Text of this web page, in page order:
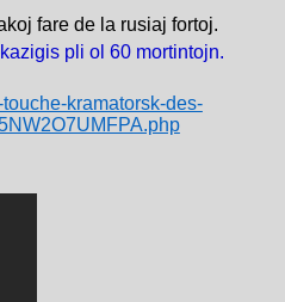
fare de la rusiaj fortoj.
pli ol 60 mortintojn.
kramatorsk-des-